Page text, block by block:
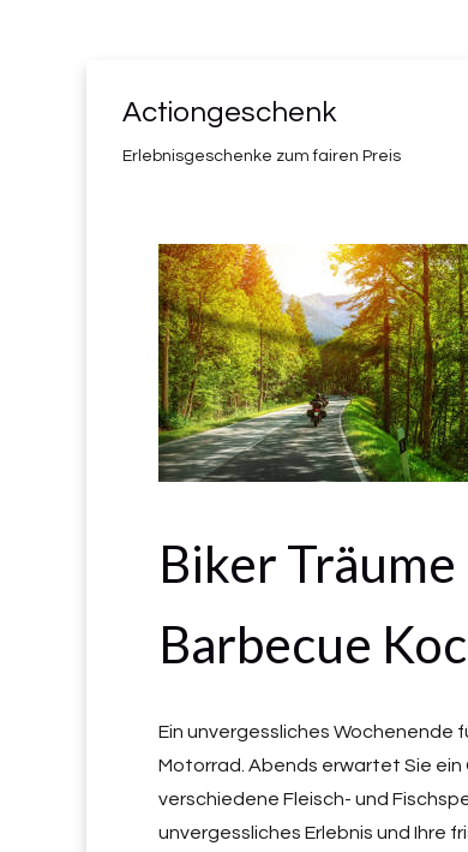
Actiongeschenk
Erlebnisgeschenke zum fairen Preis
Biker
Barbecue
Ein unvergessliches Wochenende
Motorrad. Abends erwartet Sie ein
verschiedene Fleisch- und
unvergessliches Erlebnis und Ihre